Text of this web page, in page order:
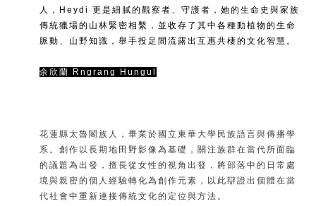
人，Heydi 更是細膩的觀察者、守護者，她的生命史與家族
傳統獵場的山林緊密相繫，並收存了其中各種動植物的生命
脈動、山野知識，舉手投足間流露出互惠共棲的文化智慧。
余欣蘭 Rngrang Hungul
花蓮縣太魯閣族人，畢業於國立東華大學民族語言與傳播學
系。創作以長期地田野影像為基礎，關注族群在當代所面臨
的議題為出發，擅長從女性的視角出發，將部落中的日常處
境與親密的個人經驗轉化為創作元素，以此辯證出個體在當
代社會中重新連接傳統文化的定位與方法。